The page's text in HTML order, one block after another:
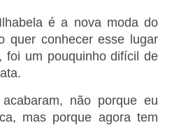
quer conhecer esse lugar
foi um pouquinho difícil de
não porque eu
mas porque agora tem